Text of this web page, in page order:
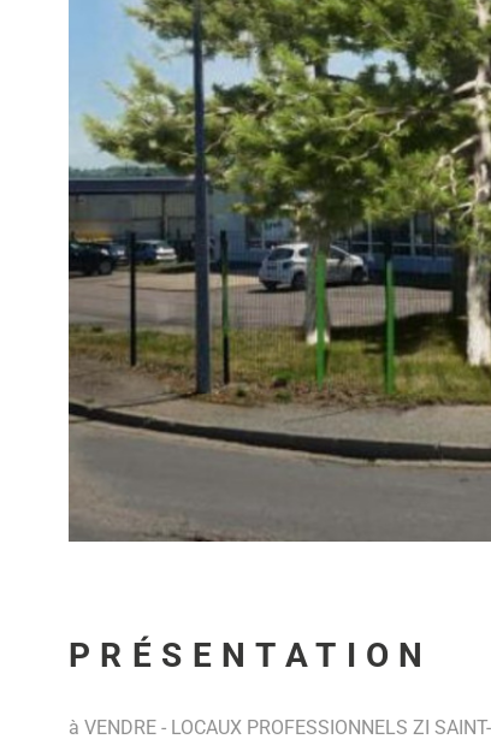
PRÉSENTATION
à VENDRE - LOCAUX PROFESSIONNELS ZI